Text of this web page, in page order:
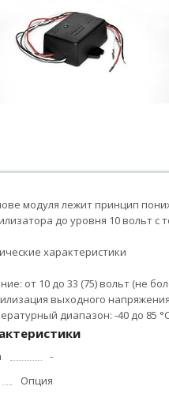
модуля лежит принцип
до уровня 10 вольт с
характеристики
от 10 до 33 (75) вольт (не
выходного
диапазон: -40 до 85
-
Опция